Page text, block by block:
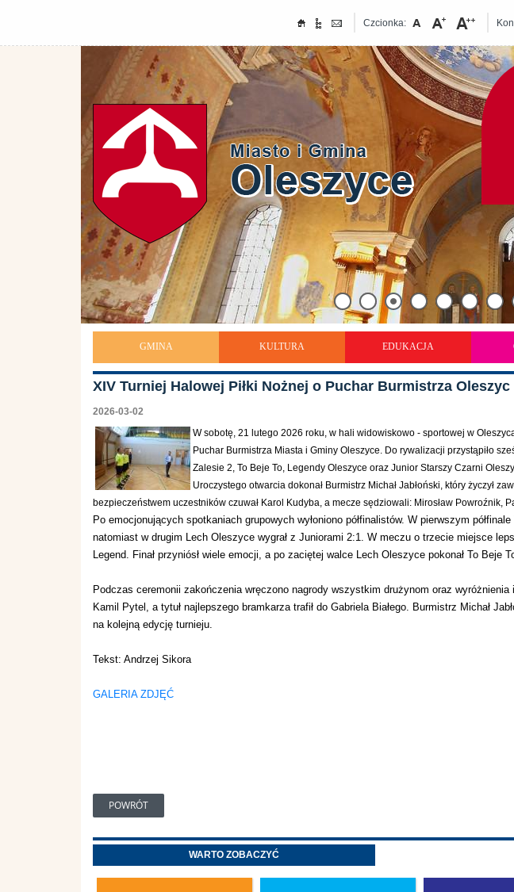
Czcionka:
GMINA KULTURA EDUKACJA
XIV Turniej Halowej Piłki Nożnej o Puchar Burmistrza
2026-03-02
W sobotę, 21 lutego 2026 roku, w hali widowiskowo - sportowej w
Puchar Burmistrza Miasta i Gminy Oleszyce. Do rywalizacji przystąpiło
Zalesie 2, To Beje To, Legendy Oleszyce oraz Junior Starszy Czarni
Uroczystego otwarcia dokonał Burmistrz Michał Jabłoński, który życzył
bezpieczeństwem uczestników czuwał Karol Kudyba, a mecze sędziowali: Mirosław Powroźnik,
Po emocjonujących spotkaniach grupowych wyłoniono półfinalistów. W pierwszym
natomiast w drugim Lech Oleszyce wygrał z Juniorami 2:1. W meczu o trzecie miejsce
Legend. Finał przyniósł wiele emocji, a po zaciętej walce Lech Oleszyce pokonał To Beje
Podczas ceremonii zakończenia wręczono nagrody wszystkim drużynom oraz
Kamil Pytel, a tytuł najlepszego bramkarza trafił do Gabriela Białego. Burmistrz Michał
na kolejną edycję turnieju.
Tekst: Andrzej Sikora
GALERIA ZDJĘĆ
POWRÓT
WARTO ZOBACZYĆ